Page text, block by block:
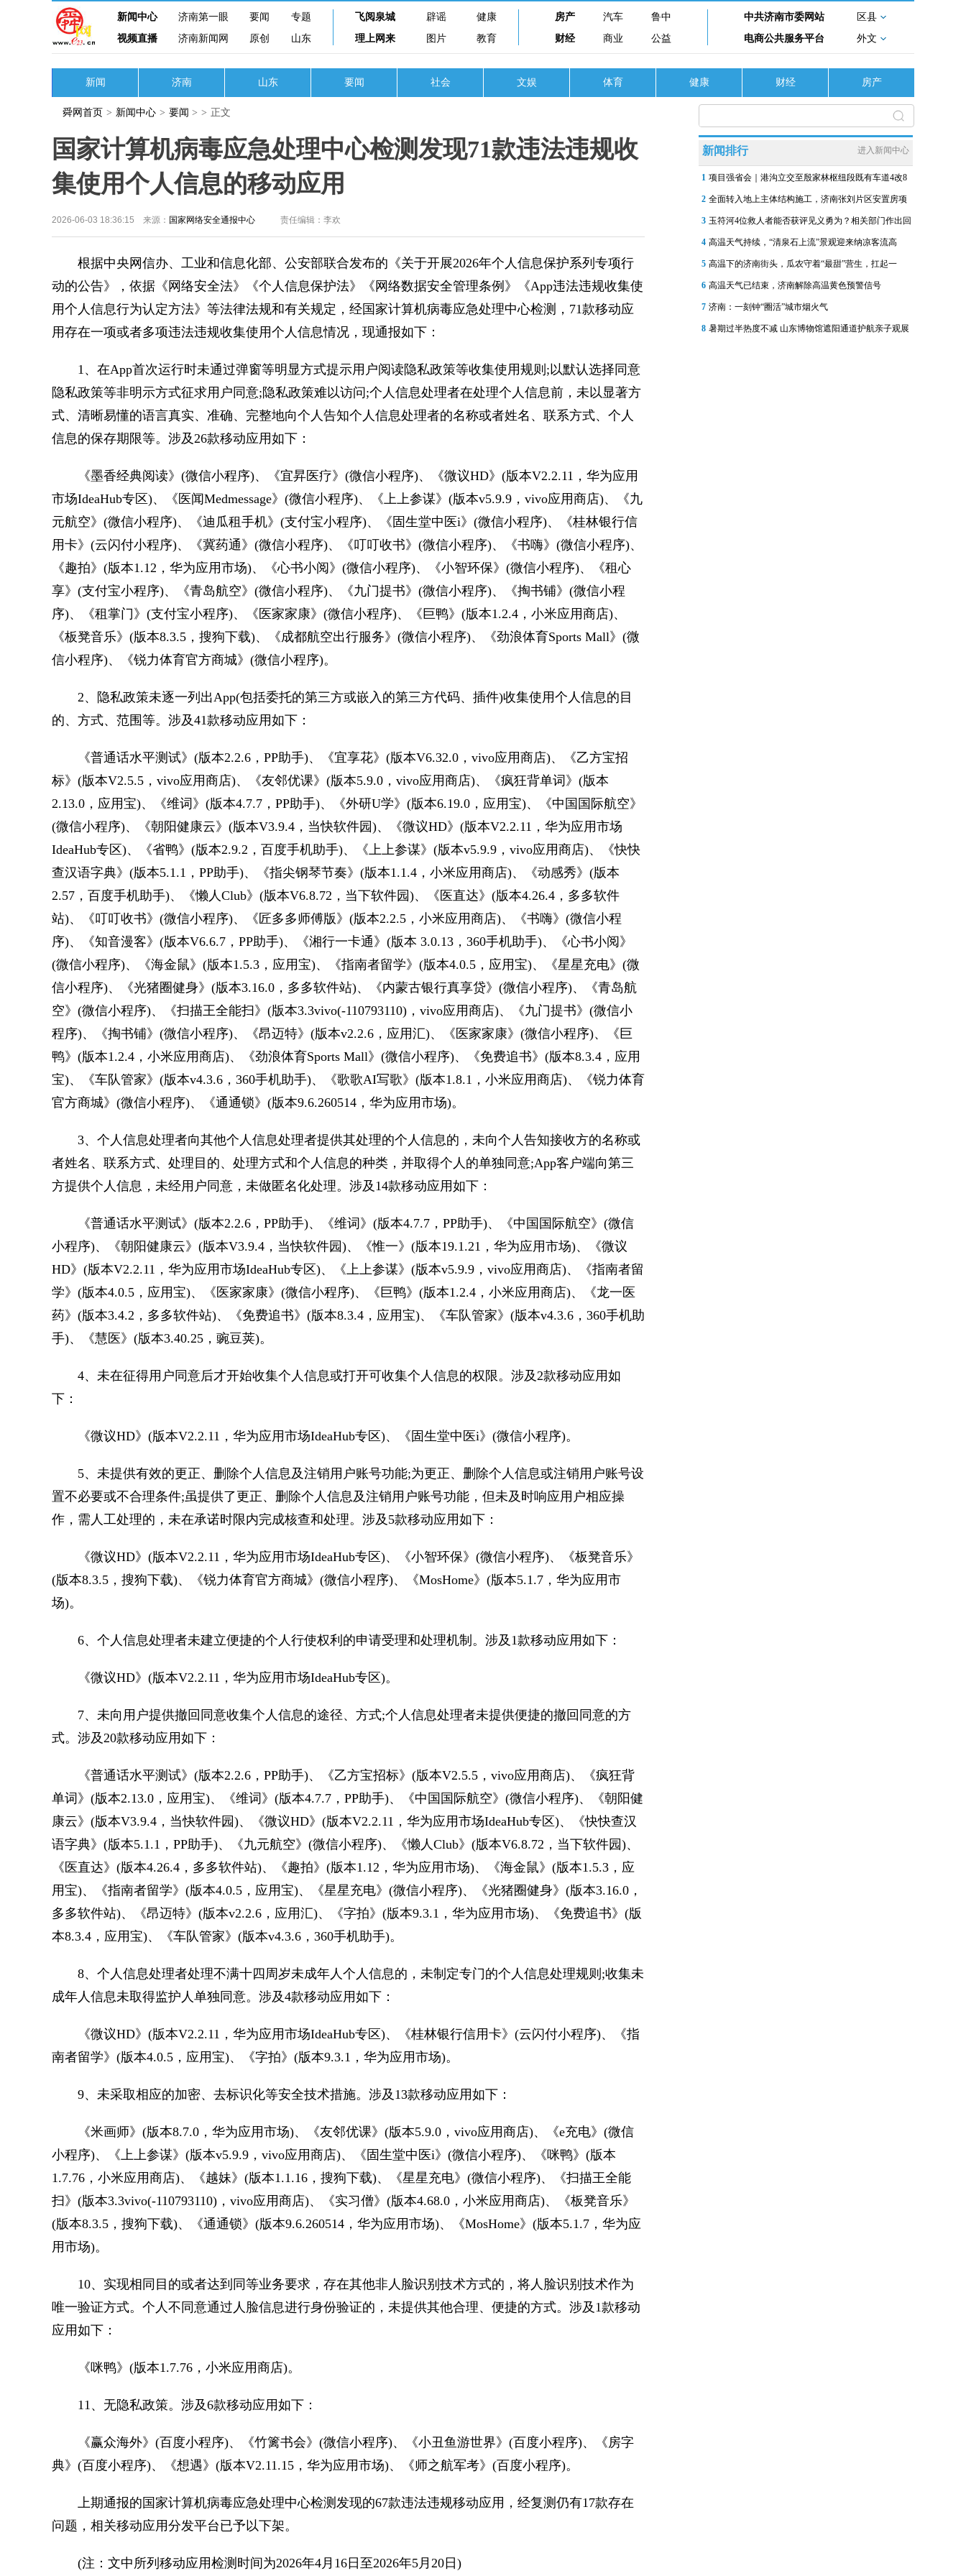
新闻中心 济南第一眼 要闻
专题
视频直播
济南新闻网 原创 山东
飞阅泉城 辟谣
健康
理上网来
图片 教育
房产 汽车
鲁中
财经
商业 公益
中共济南市委网站
区县
电商公共服务平台
外文
新闻 济南 山东 要闻 社会 文娱 体育 健康 财经 房产
舜网首页 > 新闻中心 > 要闻 > > 正文
国家计算机病毒应急处理中心检测发现71款违法违规收
集使用个人信息的移动应用
2026-06-03 18:36:15 来源： 国家网络安全通报中心 责任编辑：李欢
根据中央网信办、工业和信息化部、公安部联合发布的《关于开展2026年个人信息保护系列专项行
动的公告》，依据《网络安全法》《个人信息保护法》《网络数据安全管理条例》《App违法违规收集使
用个人信息行为认定方法》等法律法规和有关规定，经国家计算机病毒应急处理中心检测，71款移动应
用存在一项或者多项违法违规收集使用个人信息情况，现通报如下：
1、在App首次运行时未通过弹窗等明显方式提示用户阅读隐私政策等收集使用规则;以默认选择同意
隐私政策等非明示方式征求用户同意;隐私政策难以访问;个人信息处理者在处理个人信息前，未以显著方
式、清晰易懂的语言真实、准确、完整地向个人告知个人信息处理者的名称或者姓名、联系方式、个人
信息的保存期限等。涉及26款移动应用如下：
《墨香经典阅读》(微信小程序)、《宜昇医疗》(微信小程序)、《微议HD》(版本V2.2.11，华为应用
市场IdeaHub专区)、《医闻Medmessage》(微信小程序)、《上上参谋》(版本v5.9.9，vivo应用商店)、《九
元航空》(微信小程序)、《迪瓜租手机》(支付宝小程序)、《固生堂中医i》(微信小程序)、《桂林银行信
用卡》(云闪付小程序)、《冀药通》(微信小程序)、《叮叮收书》(微信小程序)、《书嗨》(微信小程序)、
《趣拍》(版本1.12，华为应用市场)、《心书小阅》(微信小程序)、《小智环保》(微信小程序)、《租心
享》(支付宝小程序)、《青岛航空》(微信小程序)、《九门提书》(微信小程序)、《掏书铺》(微信小程
序)、《租掌门》(支付宝小程序)、《医家家康》(微信小程序)、《巨鸭》(版本1.2.4，小米应用商店)、
《板凳音乐》(版本8.3.5，搜狗下载)、《成都航空出行服务》(微信小程序)、《劲浪体育Sports Mall》(微
信小程序)、《锐力体育官方商城》(微信小程序)。
2、隐私政策未逐一列出App(包括委托的第三方或嵌入的第三方代码、插件)收集使用个人信息的目
的、方式、范围等。涉及41款移动应用如下：
《普通话水平测试》(版本2.2.6，PP助手)、《宜享花》(版本V6.32.0，vivo应用商店)、《乙方宝招
标》(版本V2.5.5，vivo应用商店)、《友邻优课》(版本5.9.0，vivo应用商店)、《疯狂背单词》(版本
2.13.0，应用宝)、《维词》(版本4.7.7，PP助手)、《外研U学》(版本6.19.0，应用宝)、《中国国际航空》
(微信小程序)、《朝阳健康云》(版本V3.9.4，当快软件园)、《微议HD》(版本V2.2.11，华为应用市场
IdeaHub专区)、《省鸭》(版本2.9.2，百度手机助手)、《上上参谋》(版本v5.9.9，vivo应用商店)、《快快
查汉语字典》(版本5.1.1，PP助手)、《指尖钢琴节奏》(版本1.1.4，小米应用商店)、《动感秀》(版本
2.57，百度手机助手)、《懒人Club》(版本V6.8.72，当下软件园)、《医直达》(版本4.26.4，多多软件
站)、《叮叮收书》(微信小程序)、《匠多多师傅版》(版本2.2.5，小米应用商店)、《书嗨》(微信小程
序)、《知音漫客》(版本V6.6.7，PP助手)、《湘行一卡通》(版本 3.0.13，360手机助手)、《心书小阅》
(微信小程序)、《海金鼠》(版本1.5.3，应用宝)、《指南者留学》(版本4.0.5，应用宝)、《星星充电》(微
信小程序)、《光猪圈健身》(版本3.16.0，多多软件站)、《内蒙古银行真享贷》(微信小程序)、《青岛航
空》(微信小程序)、《扫描王全能扫》(版本3.3vivo(-110793110)，vivo应用商店)、《九门提书》(微信小
程序)、《掏书铺》(微信小程序)、《昂迈特》(版本v2.2.6，应用汇)、《医家家康》(微信小程序)、《巨
鸭》(版本1.2.4，小米应用商店)、《劲浪体育Sports Mall》(微信小程序)、《免费追书》(版本8.3.4，应用
宝)、《车队管家》(版本v4.3.6，360手机助手)、《歌歌AI写歌》(版本1.8.1，小米应用商店)、《锐力体育
官方商城》(微信小程序)、《通通锁》(版本9.6.260514，华为应用市场)。
3、个人信息处理者向其他个人信息处理者提供其处理的个人信息的，未向个人告知接收方的名称或
者姓名、联系方式、处理目的、处理方式和个人信息的种类，并取得个人的单独同意;App客户端向第三
方提供个人信息，未经用户同意，未做匿名化处理。涉及14款移动应用如下：
《普通话水平测试》(版本2.2.6，PP助手)、《维词》(版本4.7.7，PP助手)、《中国国际航空》(微信
小程序)、《朝阳健康云》(版本V3.9.4，当快软件园)、《惟一》(版本19.1.21，华为应用市场)、《微议
HD》(版本V2.2.11，华为应用市场IdeaHub专区)、《上上参谋》(版本v5.9.9，vivo应用商店)、《指南者留
学》(版本4.0.5，应用宝)、《医家家康》(微信小程序)、《巨鸭》(版本1.2.4，小米应用商店)、《龙一医
药》(版本3.4.2，多多软件站)、《免费追书》(版本8.3.4，应用宝)、《车队管家》(版本v4.3.6，360手机助
手)、《慧医》(版本3.40.25，豌豆荚)。
4、未在征得用户同意后才开始收集个人信息或打开可收集个人信息的权限。涉及2款移动应用如
下：
《微议HD》(版本V2.2.11，华为应用市场IdeaHub专区)、《固生堂中医i》(微信小程序)。
5、未提供有效的更正、删除个人信息及注销用户账号功能;为更正、删除个人信息或注销用户账号设
置不必要或不合理条件;虽提供了更正、删除个人信息及注销用户账号功能，但未及时响应用户相应操
作，需人工处理的，未在承诺时限内完成核查和处理。涉及5款移动应用如下：
《微议HD》(版本V2.2.11，华为应用市场IdeaHub专区)、《小智环保》(微信小程序)、《板凳音乐》
(版本8.3.5，搜狗下载)、《锐力体育官方商城》(微信小程序)、《MosHome》(版本5.1.7，华为应用市
场)。
6、个人信息处理者未建立便捷的个人行使权利的申请受理和处理机制。涉及1款移动应用如下：
《微议HD》(版本V2.2.11，华为应用市场IdeaHub专区)。
7、未向用户提供撤回同意收集个人信息的途径、方式;个人信息处理者未提供便捷的撤回同意的方
式。涉及20款移动应用如下：
《普通话水平测试》(版本2.2.6，PP助手)、《乙方宝招标》(版本V2.5.5，vivo应用商店)、《疯狂背
单词》(版本2.13.0，应用宝)、《维词》(版本4.7.7，PP助手)、《中国国际航空》(微信小程序)、《朝阳健
康云》(版本V3.9.4，当快软件园)、《微议HD》(版本V2.2.11，华为应用市场IdeaHub专区)、《快快查汉
语字典》(版本5.1.1，PP助手)、《九元航空》(微信小程序)、《懒人Club》(版本V6.8.72，当下软件园)、
《医直达》(版本4.26.4，多多软件站)、《趣拍》(版本1.12，华为应用市场)、《海金鼠》(版本1.5.3，应
用宝)、《指南者留学》(版本4.0.5，应用宝)、《星星充电》(微信小程序)、《光猪圈健身》(版本3.16.0，
多多软件站)、《昂迈特》(版本v2.2.6，应用汇)、《字拍》(版本9.3.1，华为应用市场)、《免费追书》(版
本8.3.4，应用宝)、《车队管家》(版本v4.3.6，360手机助手)。
8、个人信息处理者处理不满十四周岁未成年人个人信息的，未制定专门的个人信息处理规则;收集未
成年人信息未取得监护人单独同意。涉及4款移动应用如下：
《微议HD》(版本V2.2.11，华为应用市场IdeaHub专区)、《桂林银行信用卡》(云闪付小程序)、《指
南者留学》(版本4.0.5，应用宝)、《字拍》(版本9.3.1，华为应用市场)。
9、未采取相应的加密、去标识化等安全技术措施。涉及13款移动应用如下：
《米画师》(版本8.7.0，华为应用市场)、《友邻优课》(版本5.9.0，vivo应用商店)、《e充电》(微信
小程序)、《上上参谋》(版本v5.9.9，vivo应用商店)、《固生堂中医i》(微信小程序)、《咪鸭》(版本
1.7.76，小米应用商店)、《越妹》(版本1.1.16，搜狗下载)、《星星充电》(微信小程序)、《扫描王全能
扫》(版本3.3vivo(-110793110)，vivo应用商店)、《实习僧》(版本4.68.0，小米应用商店)、《板凳音乐》
(版本8.3.5，搜狗下载)、《通通锁》(版本9.6.260514，华为应用市场)、《MosHome》(版本5.1.7，华为应
用市场)。
10、实现相同目的或者达到同等业务要求，存在其他非人脸识别技术方式的，将人脸识别技术作为
唯一验证方式。个人不同意通过人脸信息进行身份验证的，未提供其他合理、便捷的方式。涉及1款移动
应用如下：
《咪鸭》(版本1.7.76，小米应用商店)。
11、无隐私政策。涉及6款移动应用如下：
《赢众海外》(百度小程序)、《竹篱书会》(微信小程序)、《小丑鱼游世界》(百度小程序)、《房字
典》(百度小程序)、《想遇》(版本V2.11.15，华为应用市场)、《师之航军考》(百度小程序)。
上期通报的国家计算机病毒应急处理中心检测发现的67款违法违规移动应用，经复测仍有17款存在
问题，相关移动应用分发平台已予以下架。
(注：文中所列移动应用检测时间为2026年4月16日至2026年5月20日)
新闻排行 进入新闻中心
1 项目强省会｜港沟立交至殷家林枢纽段既有车道4改8
2 全面转入地上主体结构施工，济南张刘片区安置房项
3 玉符河4位救人者能否获评见义勇为？相关部门作出回
4 高温天气持续，“清泉石上流”景观迎来纳凉客流高
5 高温下的济南街头，瓜农守着“最甜”营生，扛起一
6 高温天气已结束，济南解除高温黄色预警信号
7 济南：一刻钟“圈活”城市烟火气
8 暑期过半热度不减 山东博物馆遮阳通道护航亲子观展